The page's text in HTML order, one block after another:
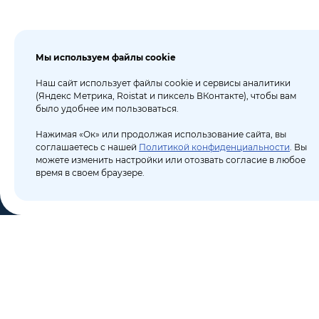
Мы используем файлы cookie
Наш сайт использует файлы cookie и сервисы аналитики
(Яндекс Метрика, Roistat и пиксель ВКонтакте), чтобы вам
было удобнее им пользоваться.
Нажимая «Ок» или продолжая использование сайта, вы
соглашаетесь с нашей Политикой конфиденциальности. Вы
можете изменить настройки или отозвать согласие в любое
время в своем браузере.